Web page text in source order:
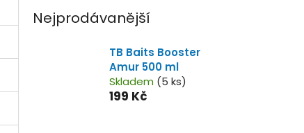
Nejprodávanější
TB Baits Booster
Amur 500 ml
Skladem (5 ks)
199 Kč